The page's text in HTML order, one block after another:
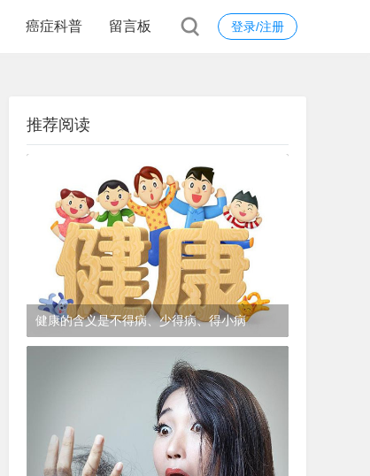
登录/注册
癌症科普 留言板
推荐阅读
健康的含义是不得病、少得病、得小病
1年前(2024-12-06) 皮肤科